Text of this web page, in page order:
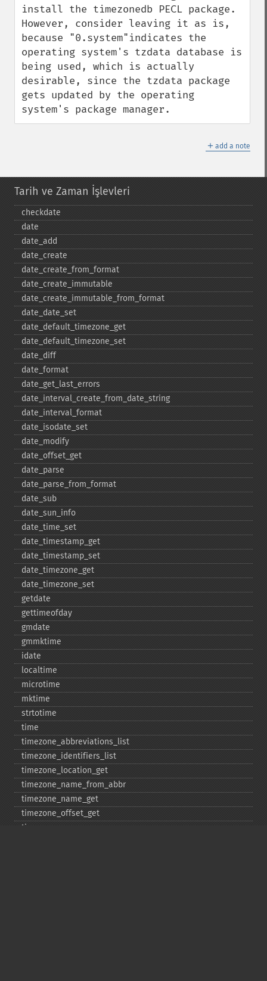
install the timezonedb PECL package.
However, consider leaving it as is,
because "0.system"indicates the
operating system's tzdata database is
being used, which is actually
desirable, since the tzdata package
gets updated by the operating
system's package manager.
＋ add a note
Tarih ve Zaman İşlevleri
checkdate
date
date_​add
date_​create
date_​create_​from_​format
date_​create_​immutable
date_​create_​immutable_​from_​format
date_​date_​set
date_​default_​timezone_​get
date_​default_​timezone_​set
date_​diff
date_​format
date_​get_​last_​errors
date_​interval_​create_​from_​date_​string
date_​interval_​format
date_​isodate_​set
date_​modify
date_​offset_​get
date_​parse
date_​parse_​from_​format
date_​sub
date_​sun_​info
date_​time_​set
date_​timestamp_​get
date_​timestamp_​set
date_​timezone_​get
date_​timezone_​set
getdate
gettimeofday
gmdate
gmmktime
idate
localtime
microtime
mktime
strtotime
time
timezone_​abbreviations_​list
timezone_​identifiers_​list
timezone_​location_​get
timezone_​name_​from_​abbr
timezone_​name_​get
timezone_​offset_​get
timezone_​open